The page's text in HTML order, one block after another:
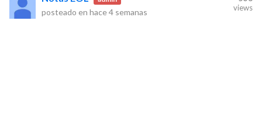
posteado en hace 4 semanas
views